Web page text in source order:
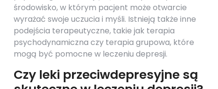
środowisko, w którym pacjent może otwarcie
wyrażać swoje uczucia i myśli. Istnieją także inne
podejścia terapeutyczne, takie jak terapia
psychodynamiczna czy terapia grupowa, które
mogą być pomocne w leczeniu depresji.
Czy leki przeciwdepresyjne są